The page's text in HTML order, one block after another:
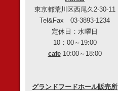
東京都荒川区西尾久2-30-11
Tel&Fax 03-3893-1234
定休日：水曜日
10：00～19:00
cafe10:00～18:00
グランドフードホール販売所